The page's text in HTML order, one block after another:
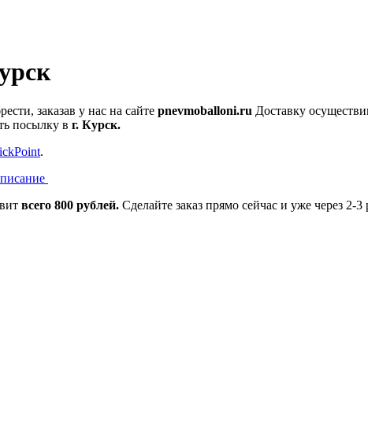
заказав у нас на сайте pnevmoballoni.ru Доставку
посылку в г. Курск.
.
всего 800 рублей. Сделайте заказ прямо сейчас и уже через 2-